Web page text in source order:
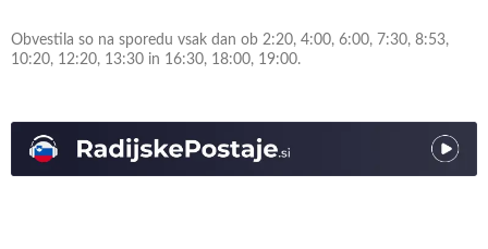
Obvestila so na sporedu vsak dan ob 2:20, 4:00, 6:00, 7:30, 8:53,
10:20, 12:20, 13:30 in 16:30, 18:00, 19:00.